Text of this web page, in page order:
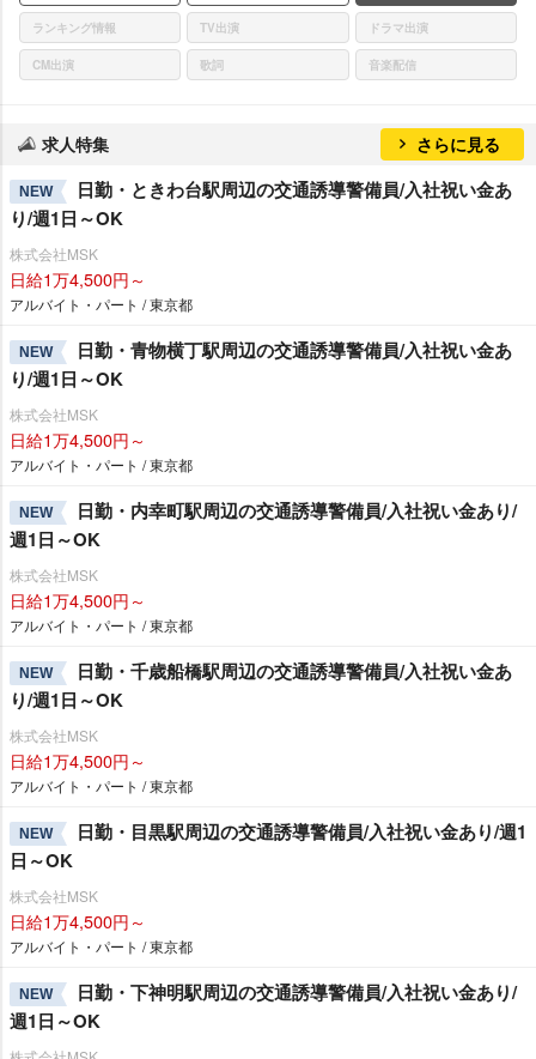
ランキング情報 TV出演 ドラマ出演
CM出演 歌詞 音楽配信
求人特集 さらに見る
NEW
日勤・ときわ台駅周辺の交通誘導警備員/入社祝い金あ
り/週1日～OK
株式会社MSK
日給1万4,500円～
アルバイト・パート / 東京都
NEW
日勤・青物横丁駅周辺の交通誘導警備員/入社祝い金あ
り/週1日～OK
株式会社MSK
日給1万4,500円～
アルバイト・パート / 東京都
NEW
日勤・内幸町駅周辺の交通誘導警備員/入社祝い金あり/
週1日～OK
株式会社MSK
日給1万4,500円～
アルバイト・パート / 東京都
NEW
日勤・千歳船橋駅周辺の交通誘導警備員/入社祝い金あ
り/週1日～OK
株式会社MSK
日給1万4,500円～
アルバイト・パート / 東京都
NEW
日勤・目黒駅周辺の交通誘導警備員/入社祝い金あり/週1
日～OK
株式会社MSK
日給1万4,500円～
アルバイト・パート / 東京都
NEW
日勤・下神明駅周辺の交通誘導警備員/入社祝い金あり/
週1日～OK